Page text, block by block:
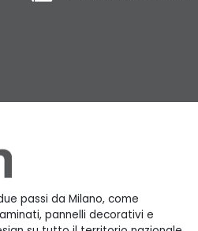
passi da Milano, come
pannelli decorativi e